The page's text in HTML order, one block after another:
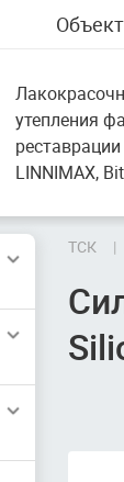
утепления
LINNIMAX,
ТСК